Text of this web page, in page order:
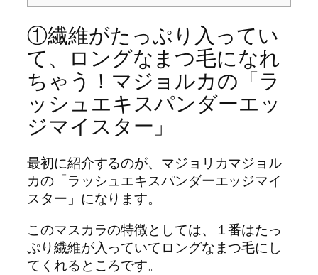
①繊維がたっぷり入ってい
て、ロングなまつ毛になれ
ちゃう！マジョルカの「ラ
ッシュエキスパンダーエッ
ジマイスター」
最初に紹介するのが、マジョリカマジョル
カの「ラッシュエキスパンダーエッジマイ
スター」になります。
このマスカラの特徴としては、１番はたっ
ぷり繊維が入っていてロングなまつ毛にし
てくれるところです。